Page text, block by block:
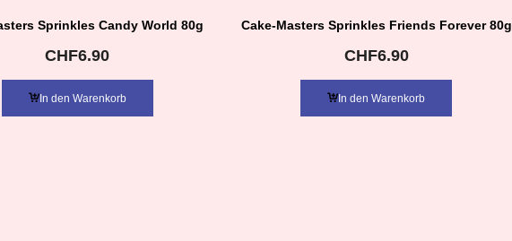
Sprinkles Candy World 80g
CHF6.90
In den Warenkorb
Cake-Masters Sprinkles Friends Forever 80g
CHF6.90
In den Warenkorb